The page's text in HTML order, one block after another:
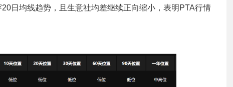
日均线趋势，且生意社均差继续正向缩小，表明PTA行情